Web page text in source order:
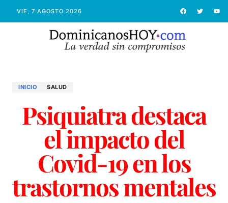
VIE, 7 AGOSTO 2026
INICIO SALUD
Psiquiatra destaca
el impacto del
Covid-19 en los
trastornos mentales